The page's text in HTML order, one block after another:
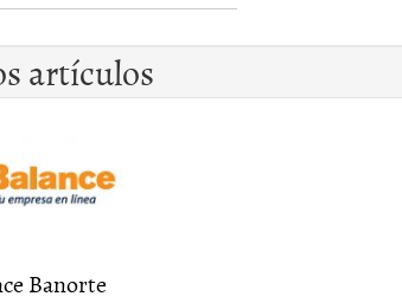
artículos
Banorte